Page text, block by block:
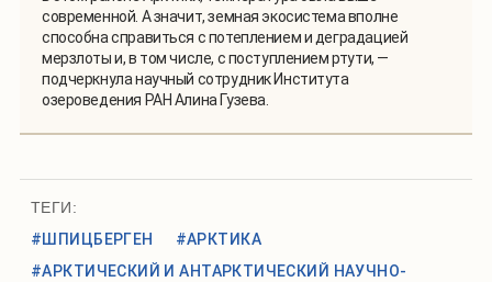
современной. А значит, земная экосистема вполне
способна справиться с потеплением и деградацией
мерзлоты и, в том числе, с поступлением ртути, —
подчеркнула научный сотрудник Института
озероведения РАН Алина Гузева.
ТЕГИ:
#ШПИЦБЕРГЕН
#АРКТИКА
#АРКТИЧЕСКИЙ И АНТАРКТИЧЕСКИЙ НАУЧНО-